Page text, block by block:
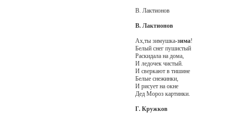
В. Лактионов
В. Лактионов
Ах,ты зимушка-зима!
Белый снег пушистый
Раскидала на дома,
И ледочек чистый.
И сверкают в тишине
Белые снежинки,
И рисует на окне
Дед Мороз картинки.
Г. Кружков